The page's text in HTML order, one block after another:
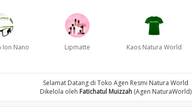
Ion Nano Lipmatte Kaos Natura World
Selamat Datang di Toko Agen Resmi Natura World
Dikelola oleh Fatichatul Muizzah (Agen NaturaWorld)